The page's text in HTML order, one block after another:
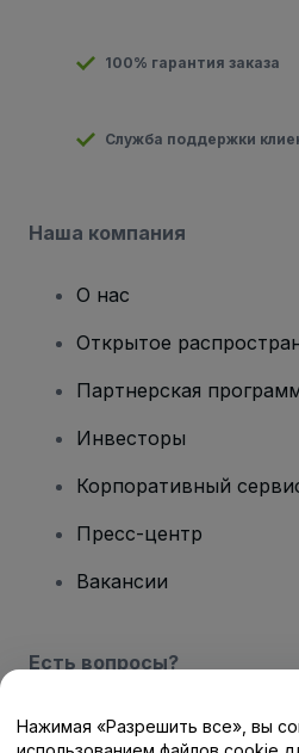
100% гарантия заказа
Служба поддержки
Наша компания
О нас
Открытое
Партнерская
Инвесторы
Корпоративный
Пресс-центр
Вакансии
Есть вопросы?
Центр помощи /
Нажимая «Разрешить все», вы